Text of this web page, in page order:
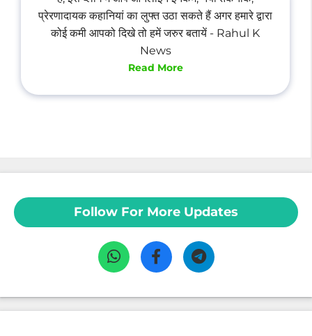
प्रेरणादायक कहानियां का लुफ्त उठा सकते हैं अगर हमारे द्वारा
कोई कमी आपको दिखे तो हमें जरुर बतायें - Rahul K
News
Read More
Follow For More Updates